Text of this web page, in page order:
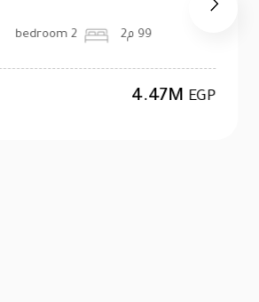
99 م2 2 bedroom
4.47M EGP